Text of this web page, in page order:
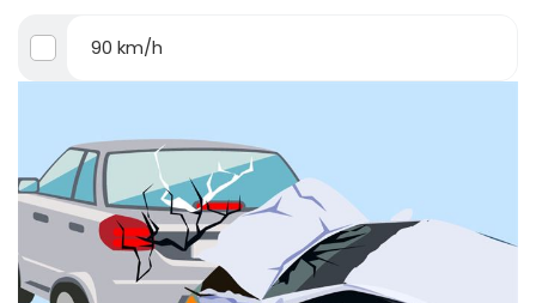
90 km/h